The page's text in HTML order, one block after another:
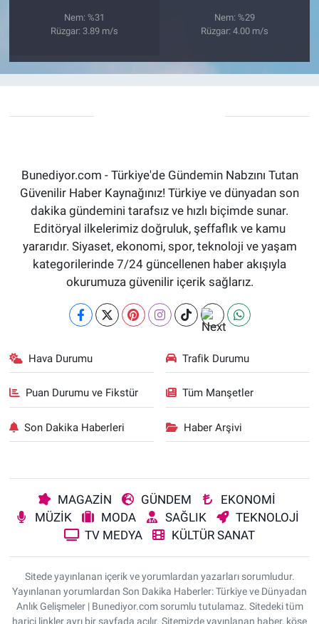
Nem: %31
Rüzgar: 3.89 m/s
Nem: %29
Rüzgar: 4.00 m/s
Bunediyor.com - Türkiye'de Gündemin Nabzını Tutan
Güvenilir Haber Kaynağınız! Türkiye ve dünyadan son
dakika gündemini tarafsız ve hızlı biçimde sunar.
Editöryal ilkelerimiz doğruluk, şeffaflık ve kamu
yararıdır. Siyaset, ekonomi, spor, teknoloji ve yaşam
kategorilerinde 7/24 güncellenen haber akışıyla
okurumuza güvenilir içerik sağlarız.
Hava Durumu Trafik Durumu
Puan Durumu ve Fikstür Tüm Manşetler
Son Dakika Haberleri Haber Arşivi
MAGAZİN GÜNDEM
EKONOMİ
MÜZİK
MODA SAĞLIK
TEKNOLOJİ
TV MEDYA
KÜLTÜR SANAT
Sitede yayınlanan içerik ve yorumlardan yazarları sorumludur.
Yayınlanan yorumlardan Son Dakika Haberler: Türkiye ve Dünyadan
Anlık Gelişmeler | Bunediyor.com sorumlu tutulamaz. Sitedeki tüm
harici linkler ayrı bir sayfada açılır. Sitemizde yayınlanan haber, köşe